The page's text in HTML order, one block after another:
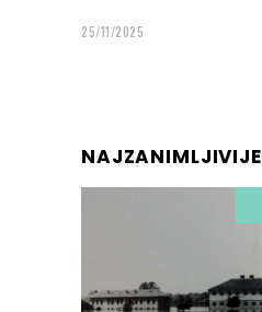
25/11/2025
NAJZANIMLJIVIJE